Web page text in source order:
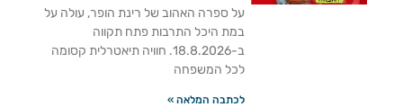
על ספרה האהוב של רינת הופר, עולה על
במת היכל התרבות פתח תקווה
ב-18.8.2026. חוויה תיאטרלית קסומה
לכל המשפחה
לכתבה המלאה »